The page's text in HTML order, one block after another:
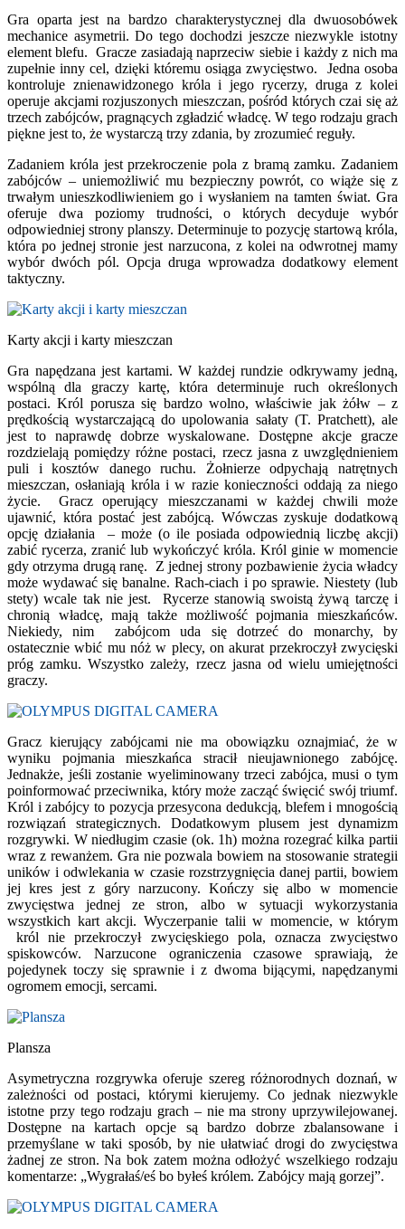
Gra oparta jest na bardzo charakterystycznej dla dwuosobówek
mechanice asymetrii. Do tego dochodzi jeszcze niezwykle istotny
element blefu. Gracze zasiadają naprzeciw siebie i każdy z nich ma
zupełnie inny cel, dzięki któremu osiąga zwycięstwo. Jedna osoba
kontroluje znienawidzonego króla i jego rycerzy, druga z kolei
operuje akcjami rozjuszonych mieszczan, pośród których czai się aż
trzech zabójców, pragnących zgładzić władcę. W tego rodzaju grach
piękne jest to, że wystarczą trzy zdania, by zrozumieć reguły.
Zadaniem króla jest przekroczenie pola z bramą zamku. Zadaniem
zabójców – uniemożliwić mu bezpieczny powrót, co wiąże się z
trwałym unieszkodliwieniem go i wysłaniem na tamten świat. Gra
oferuje dwa poziomy trudności, o których decyduje wybór
odpowiedniej strony planszy. Determinuje to pozycję startową króla,
która po jednej stronie jest narzucona, z kolei na odwrotnej mamy
wybór dwóch pól. Opcja druga wprowadza dodatkowy element
taktyczny.
Karty akcji i karty mieszczan
Gra napędzana jest kartami. W każdej rundzie odkrywamy jedną,
wspólną dla graczy kartę, która determinuje ruch określonych
postaci. Król porusza się bardzo wolno, właściwie jak żółw – z
prędkością wystarczającą do upolowania sałaty (T. Pratchett), ale
jest to naprawdę dobrze wyskalowane. Dostępne akcje gracze
rozdzielają pomiędzy różne postaci, rzecz jasna z uwzględnieniem
puli i kosztów danego ruchu. Żołnierze odpychają natrętnych
mieszczan, osłaniają króla i w razie konieczności oddają za niego
życie. Gracz operujący mieszczanami w każdej chwili może
ujawnić, która postać jest zabójcą. Wówczas zyskuje dodatkową
opcję działania – może (o ile posiada odpowiednią liczbę akcji)
zabić rycerza, zranić lub wykończyć króla. Król ginie w momencie
gdy otrzyma drugą ranę. Z jednej strony pozbawienie życia władcy
może wydawać się banalne. Rach-ciach i po sprawie. Niestety (lub
stety) wcale tak nie jest. Rycerze stanowią swoistą żywą tarczę i
chronią władcę, mają także możliwość pojmania mieszkańców.
Niekiedy, nim zabójcom uda się dotrzeć do monarchy, by
ostatecznie wbić mu nóż w plecy, on akurat przekroczył zwycięski
próg zamku. Wszystko zależy, rzecz jasna od wielu umiejętności
graczy.
Gracz kierujący zabójcami nie ma obowiązku oznajmiać, że w
wyniku pojmania mieszkańca stracił nieujawnionego zabójcę.
Jednakże, jeśli zostanie wyeliminowany trzeci zabójca, musi o tym
poinformować przeciwnika, który może zacząć święcić swój triumf.
Król i zabójcy to pozycja przesycona dedukcją, blefem i mnogością
rozwiązań strategicznych. Dodatkowym plusem jest dynamizm
rozgrywki. W niedługim czasie (ok. 1h) można rozegrać kilka partii
wraz z rewanżem. Gra nie pozwala bowiem na stosowanie strategii
uników i odwlekania w czasie rozstrzygnięcia danej partii, bowiem
jej kres jest z góry narzucony. Kończy się albo w momencie
zwycięstwa jednej ze stron, albo w sytuacji wykorzystania
wszystkich kart akcji. Wyczerpanie talii w momencie, w którym
król nie przekroczył zwycięskiego pola, oznacza zwycięstwo
spiskowców. Narzucone ograniczenia czasowe sprawiają, że
pojedynek toczy się sprawnie i z dwoma bijącymi, napędzanymi
ogromem emocji, sercami.
Plansza
Asymetryczna rozgrywka oferuje szereg różnorodnych doznań, w
zależności od postaci, którymi kierujemy. Co jednak niezwykle
istotne przy tego rodzaju grach – nie ma strony uprzywilejowanej.
Dostępne na kartach opcje są bardzo dobrze zbalansowane i
przemyślane w taki sposób, by nie ułatwiać drogi do zwycięstwa
żadnej ze stron. Na bok zatem można odłożyć wszelkiego rodzaju
komentarze: „Wygrałaś/eś bo byłeś królem. Zabójcy mają gorzej”.